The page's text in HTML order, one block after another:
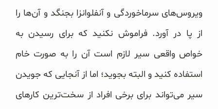
ویروس‌های سرماخوردگی و آنفلوانزا بجنگد و آن‌ها را
از پا در آورد. فراموش نکنید که برای رسیدن به
خواص واقعی سیر لازم است آن را به صورت خام
استفاده کنید و البته بجوید؛ اما از آنجایی که جویدن
سیر می‌تواند برای برخی افراد از سخت‌ترین کارهای